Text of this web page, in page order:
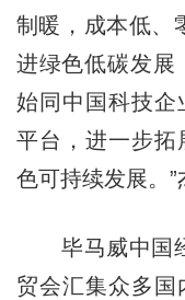
制暖，成本低、
进绿色低碳发展
始同中国科技企
平台，进一步拓
色可持续发展。”
毕马威中国经
贸会汇集众多国